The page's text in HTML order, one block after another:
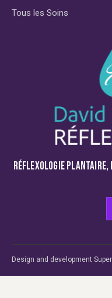
Tous les Soins
RÉFLEXOLOGIE
Design and development